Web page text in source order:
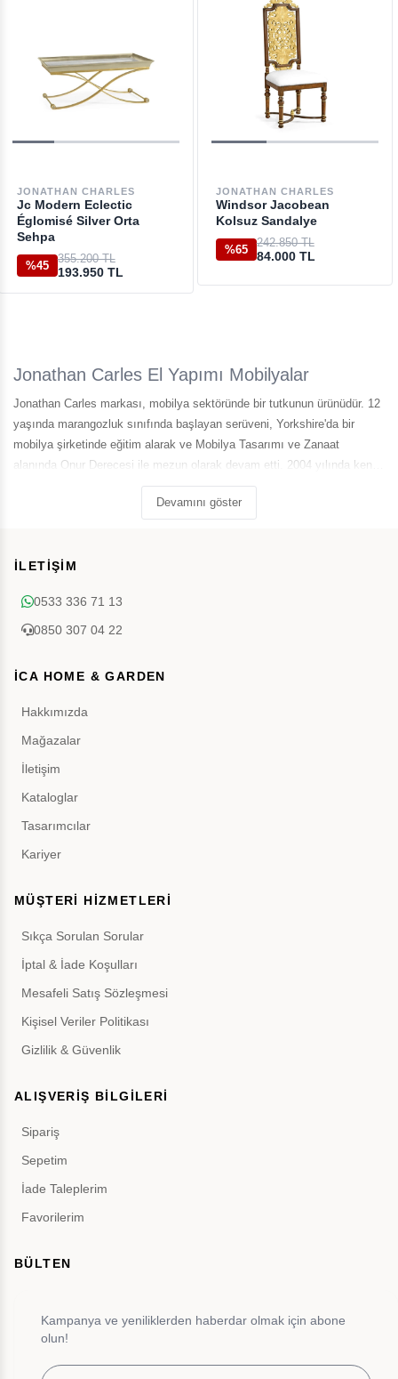
JONATHAN CHARLES
Jc Modern Eclectic
Églomisé Silver Orta
Sehpa
%45
355.200 TL
193.950 TL
JONATHAN CHARLES
Windsor Jacobean
Kolsuz Sandalye
%65
242.850 TL
84.000 TL
Jonathan Carles El Yapımı Mobilyalar
Jonathan Carles markası, mobilya sektöründe bir tutkunun ürünüdür. 12
yaşında marangozluk sınıfında başlayan serüveni, Yorkshire'da bir
mobilya şirketinde eğitim alarak ve Mobilya Tasarımı ve Zanaat
alanında Onur Derecesi ile mezun olarak devam etti. 2004 yılında kendi
mobilya işini kurdu ve bugün dünya çapında 1,000'den fazla çalışana
Devamını göster
İLETİŞİM
0533 336 71 13
0850 307 04 22
İCA HOME & GARDEN
Hakkımızda
Mağazalar
İletişim
Kataloglar
Tasarımcılar
Kariyer
MÜŞTERİ HİZMETLERİ
Sıkça Sorulan Sorular
İptal & İade Koşulları
Mesafeli Satış Sözleşmesi
Kişisel Veriler Politikası
Gizlilik & Güvenlik
ALIŞVERİŞ BİLGİLERİ
Sipariş
Sepetim
İade Taleplerim
Favorilerim
BÜLTEN
Kampanya ve yeniliklerden haberdar olmak için abone
olun!